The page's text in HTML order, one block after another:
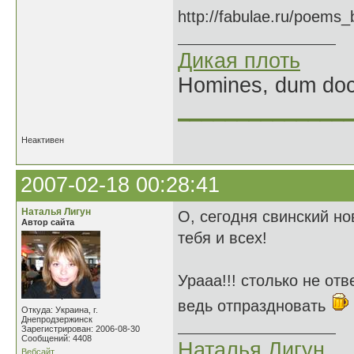
http://fabulae.ru/
Дикая плоть
Homines, dum
Неактивен
2007-02-18 00:28:41
Наталья Лигун
Автор сайта
Откуда: Украина, г.
Днепродзержинск
Зарегистрирован: 2006-08-30
Сообщений: 4408
Вебсайт
О, сегодня свинский
тебя и всех!
Урааа!!! столько не
ведь отпраздновать